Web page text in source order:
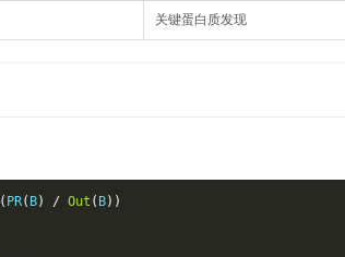
关键蛋白质发现
PR( B) / Out ( B))